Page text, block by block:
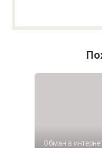
Обман в